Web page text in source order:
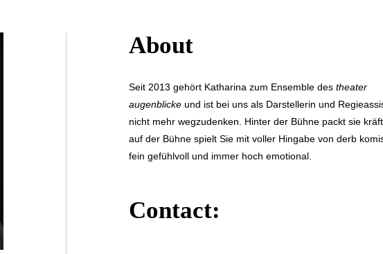
About
Seit 2013 gehört Katharina zum Ensemble des theater
augenblicke und ist bei uns als Darstellerin und
nicht mehr wegzudenken. Hinter der Bühne packt sie
auf der Bühne spielt Sie mit voller Hingabe von derb
fein gefühlvoll und immer hoch emotional.
Contact: